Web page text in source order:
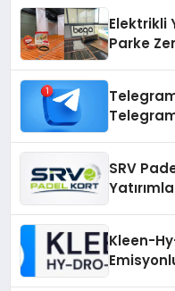
Elektrikli
Parke
SRV
Kleen-